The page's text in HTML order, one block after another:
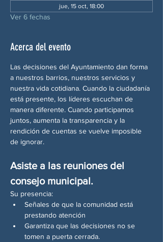
jue, 15 oct, 18:00
Ver 6 fechas
Acerca del evento
Las decisiones del Ayuntamiento dan forma
a nuestros barrios, nuestros servicios y
nuestra vida cotidiana. Cuando la ciudadanía
está presente, los líderes escuchan de
manera diferente. Cuando participamos
juntos, aumenta la transparencia y la
rendición de cuentas se vuelve imposible
de ignorar.
Asiste a las reuniones del
consejo municipal.
Su presencia:
Señales de que la comunidad está
prestando atención
Garantiza que las decisiones no se
tomen a puerta cerrada.